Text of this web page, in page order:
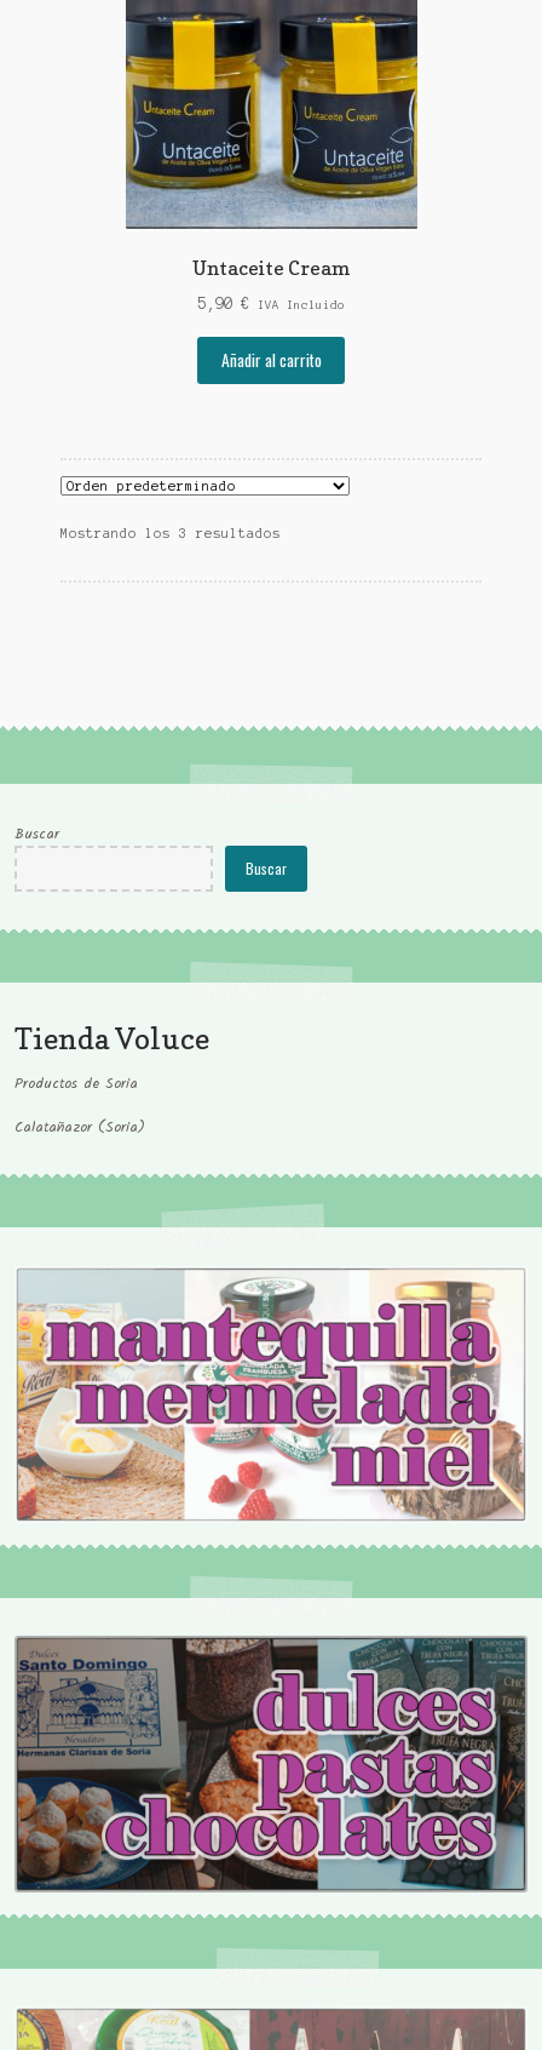
Untaceite Cream
5,90 € IVA Incluido
Añadir al carrito
Mostrando los 3 resultados
Buscar
Buscar
Tienda Voluce
Productos de Soria
Calatañazor (Soria)